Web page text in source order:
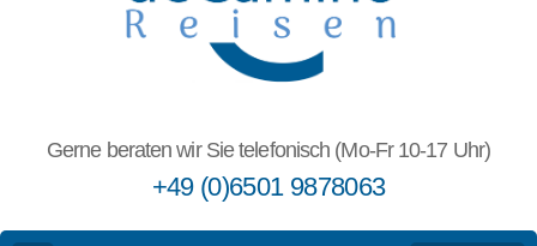
Gerne beraten wir Sie telefonisch (Mo-Fr 10-17 Uhr)
+49 (0)6501 9878063